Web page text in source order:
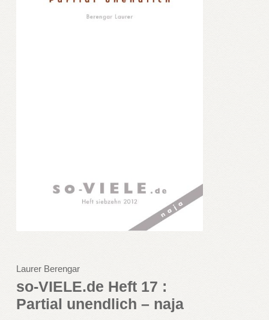
Laurer Berengar
so-VIELE.de Heft 17 :
Partial unendlich – naja